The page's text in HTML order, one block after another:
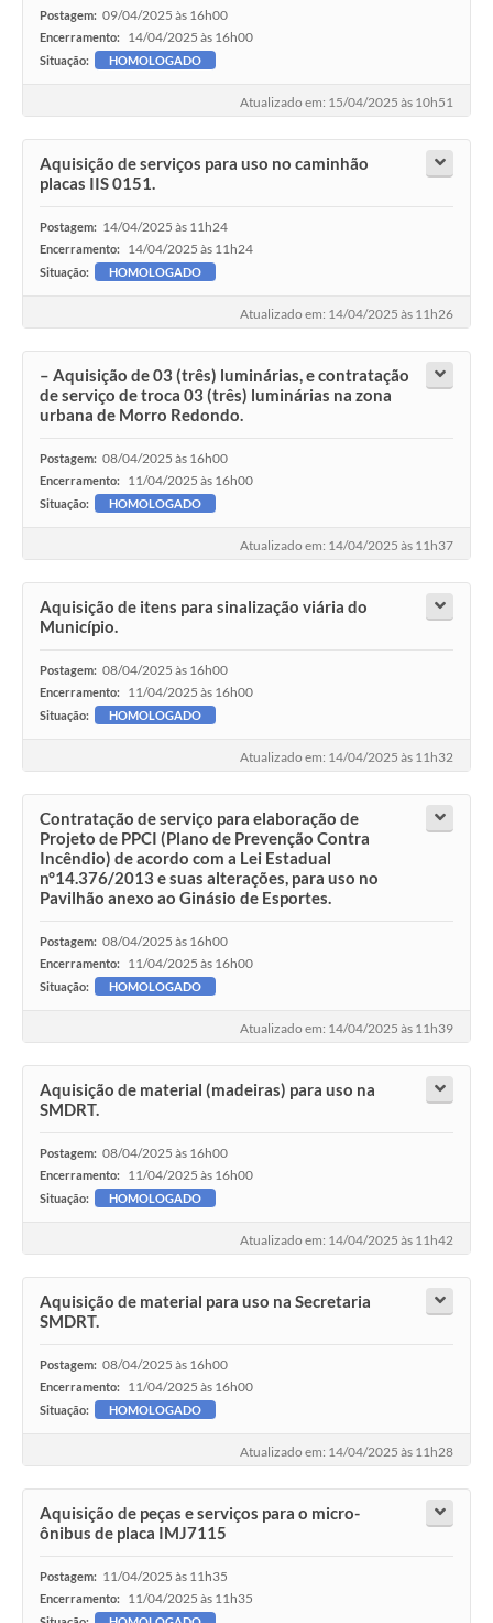
Postagem: 09/04/2025 às 16h00
Encerramento: 14/04/2025 às 16h00
Situação: HOMOLOGADO
Atualizado em: 15/04/2025 às 10h51
Aquisição de serviços para uso no caminhão
placas IIS 0151.
Postagem: 14/04/2025 às 11h24
Encerramento: 14/04/2025 às 11h24
Situação: HOMOLOGADO
Atualizado em: 14/04/2025 às 11h26
– Aquisição de 03 (três) luminárias, e contratação
de serviço de troca 03 (três) luminárias na zona
urbana de Morro Redondo.
Postagem: 08/04/2025 às 16h00
Encerramento: 11/04/2025 às 16h00
Situação: HOMOLOGADO
Atualizado em: 14/04/2025 às 11h37
Aquisição de itens para sinalização viária do
Município.
Postagem: 08/04/2025 às 16h00
Encerramento: 11/04/2025 às 16h00
Situação: HOMOLOGADO
Atualizado em: 14/04/2025 às 11h32
Contratação de serviço para elaboração de
Projeto de PPCI (Plano de Prevenção Contra
Incêndio) de acordo com a Lei Estadual
n°14.376/2013 e suas alterações, para uso no
Pavilhão anexo ao Ginásio de Esportes.
Postagem: 08/04/2025 às 16h00
Encerramento: 11/04/2025 às 16h00
Situação: HOMOLOGADO
Atualizado em: 14/04/2025 às 11h39
Aquisição de material (madeiras) para uso na
SMDRT.
Postagem: 08/04/2025 às 16h00
Encerramento: 11/04/2025 às 16h00
Situação: HOMOLOGADO
Atualizado em: 14/04/2025 às 11h42
Aquisição de material para uso na Secretaria
SMDRT.
Postagem: 08/04/2025 às 16h00
Encerramento: 11/04/2025 às 16h00
Situação: HOMOLOGADO
Atualizado em: 14/04/2025 às 11h28
Aquisição de peças e serviços para o micro-
ônibus de placa IMJ7115
Postagem: 11/04/2025 às 11h35
Encerramento: 11/04/2025 às 11h35